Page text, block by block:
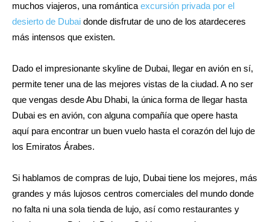
muchos viajeros, una romántica excursión privada por el
desierto de Dubai donde disfrutar de uno de los atardeceres
más intensos que existen.
Dado el impresionante skyline de Dubai, llegar en avión en sí,
permite tener una de las mejores vistas de la ciudad. A no ser
que vengas desde Abu Dhabi, la única forma de llegar hasta
Dubai es en avión, con alguna compañía que opere hasta
aquí para encontrar un buen vuelo hasta el corazón del lujo de
los Emiratos Árabes.
Si hablamos de compras de lujo, Dubai tiene los mejores, más
grandes y más lujosos centros comerciales del mundo donde
no falta ni una sola tienda de lujo, así como restaurantes y